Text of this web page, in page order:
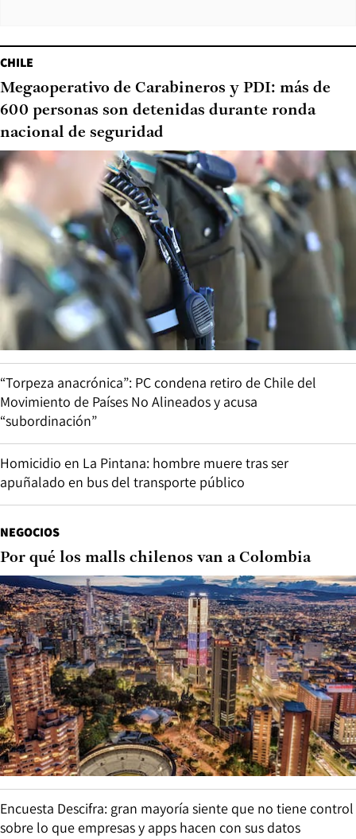
CHILE
Megaoperativo de Carabineros y PDI: más de
600 personas son detenidas durante ronda
nacional de seguridad
“Torpeza anacrónica”: PC condena retiro de Chile del
Movimiento de Países No Alineados y acusa
“subordinación”
Homicidio en La Pintana: hombre muere tras ser
apuñalado en bus del transporte público
NEGOCIOS
Por qué los malls chilenos van a Colombia
Encuesta Descifra: gran mayoría siente que no tiene control
sobre lo que empresas y apps hacen con sus datos